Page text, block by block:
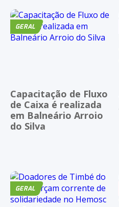
GERAL
Capacitação de Fluxo
de Caixa é realizada
em Balneário Arroio
do Silva
GERAL